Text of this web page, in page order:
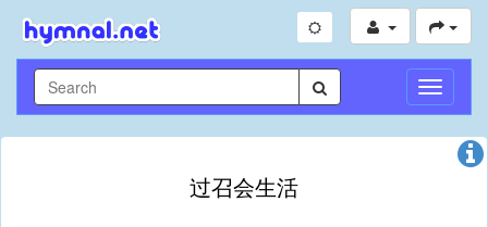
Toggle
过召会生活